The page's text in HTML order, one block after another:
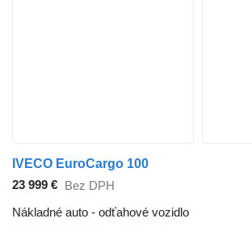
IVECO EuroCargo 100
23 999 € Bez DPH
Nákladné auto - odťahové vozidlo